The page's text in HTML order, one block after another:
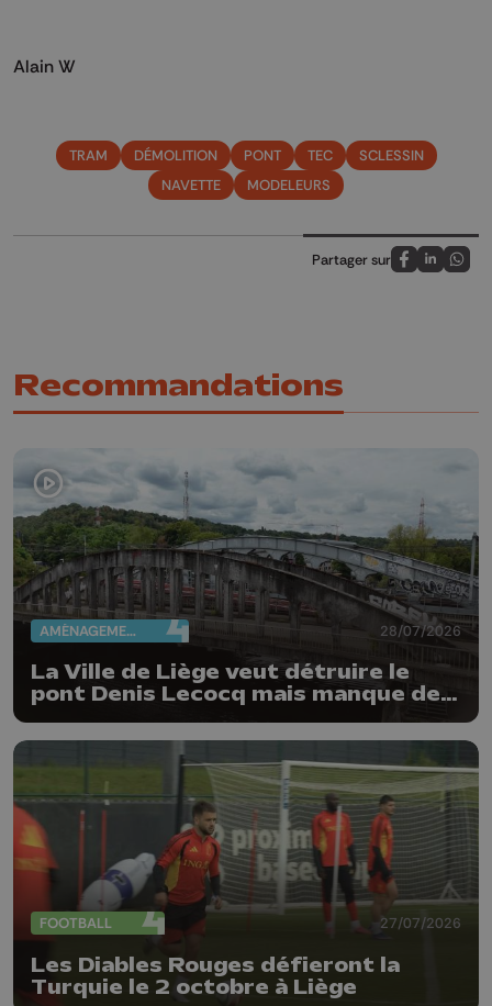
Alain W
TRAM DÉMOLITION PONT TEC
SCLESSIN
NAVETTE
MODELEURS
Partager sur
Partagez sur
Partagez
Recommandations
AMÉNAGEMENT DU TERRITOIRE 28/07/2026
La Ville de Liège veut détruire le
pont Denis Lecocq mais manque de
FOOTBALL 27/07/2026
Les Diables Rouges défieront la
Turquie le 2 octobre à Liège